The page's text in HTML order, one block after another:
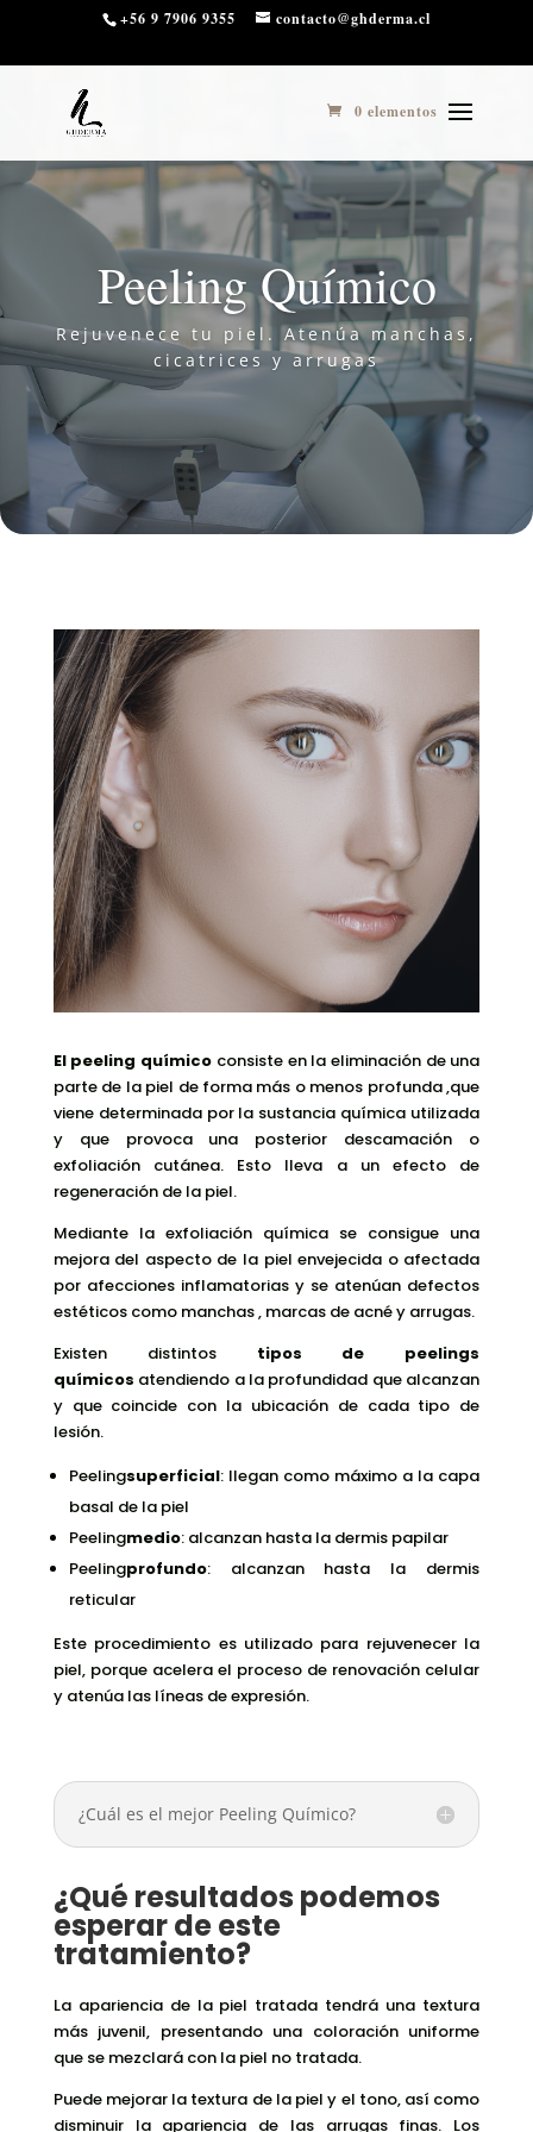
+56 9 7906 9355 contacto@ghderma.cl
0 elementos
Peeling Químico
Rejuvenece tu piel. Atenúa manchas,
cicatrices y arrugas
El peeling químico consiste en la eliminación de una
parte de la piel de forma más o menos profunda ,que
viene determinada por la sustancia química utilizada
y que provoca una posterior descamación o
exfoliación cutánea. Esto lleva a un efecto de
regeneración de la piel.
Mediante la exfoliación química se consigue una
mejora del aspecto de la piel envejecida o afectada
por afecciones inflamatorias y se atenúan defectos
estéticos como manchas , marcas de acné y arrugas.
Existen distintos tipos de peelings
químicos atendiendo a la profundidad que alcanzan
y que coincide con la ubicación de cada tipo de
lesión.
Peelingsuperficial: llegan como máximo a la capa
basal de la piel
Peelingmedio: alcanzan hasta la dermis papilar
Peelingprofundo: alcanzan hasta la dermis
reticular
Este procedimiento es utilizado para rejuvenecer la
piel, porque acelera el proceso de renovación celular
y atenúa las líneas de expresión.
¿Cuál es el mejor Peeling Químico?
¿Qué resultados podemos
esperar de este
tratamiento?
La apariencia de la piel tratada tendrá una textura
más juvenil, presentando una coloración uniforme
que se mezclará con la piel no tratada.
Puede mejorar la textura de la piel y el tono, así como
disminuir la apariencia de las arrugas finas. Los